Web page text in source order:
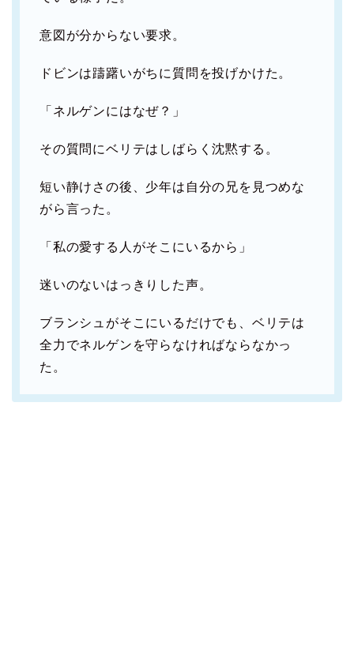
意図が分からない要求。
ドビンは躊躇いがちに質問を投げかけた。
「ネルゲンにはなぜ？」
その質問にベリテはしばらく沈黙する。
短い静けさの後、少年は自分の兄を見つめな
がら言った。
「私の愛する人がそこにいるから」
迷いのないはっきりした声。
ブランシュがそこにいるだけでも、ベリテは
全力でネルゲンを守らなければならなかっ
た。